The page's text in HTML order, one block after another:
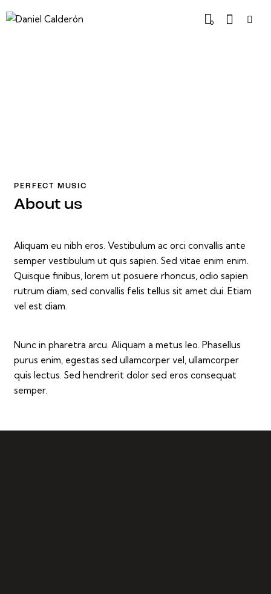
0
PERFECT MUSIC
About us
Aliquam eu nibh eros. Vestibulum ac orci convallis ante
semper vestibulum ut quis sapien. Sed vitae enim enim.
Quisque finibus, lorem ut posuere rhoncus, odio sapien
rutrum diam, sed convallis felis tellus sit amet dui. Etiam
vel est diam.
Nunc in pharetra arcu. Aliquam a metus leo. Phasellus
purus enim, egestas sed ullamcorper vel, ullamcorper
quis lectus. Sed hendrerit dolor sed eros consequat
semper.